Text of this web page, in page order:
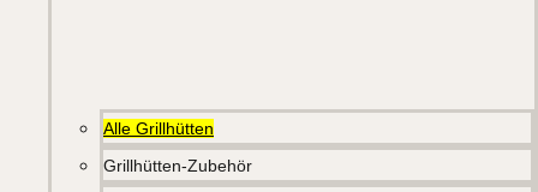
Alle Grillhütten
Grillhütten-Zubehör